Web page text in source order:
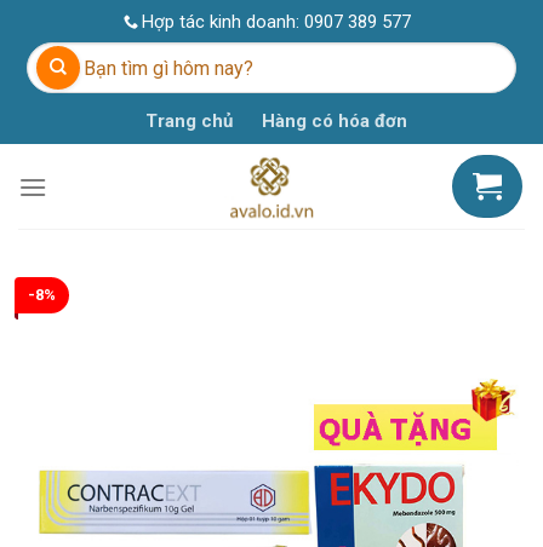
content
Hợp tác kinh doanh: 0907 389 577
Tìm
kiếm:
Trang chủ Hàng có hóa đơn
-8%